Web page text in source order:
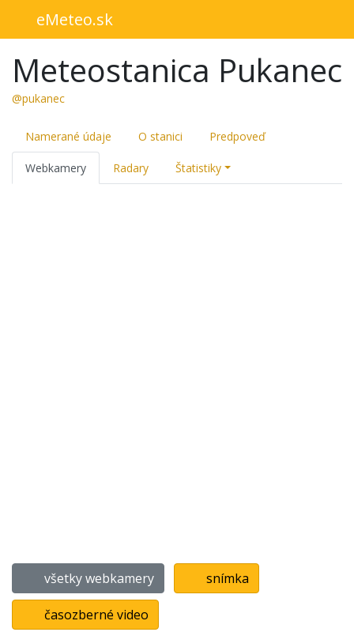
eMeteo.sk
Meteostanica Pukanec
@pukanec
Namerané údaje O stanici Predpoveď
Webkamery Radary Štatistiky
všetky webkamery snímka
časozberné video